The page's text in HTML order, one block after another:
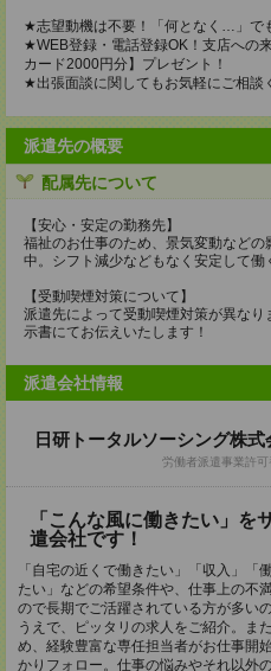
★志望動機は不要！「何となく…」で
★WEB登録・電話登録OK！支店への
カード2000円分】プレゼント！
★出張面談に関してもお気軽にご相談
派遣先の概要
配属先について
【安心・安定の勤務先】
福祉のお仕事のため、景気変動など
中。シフト減少などもなく安定して働
【受動喫煙対策について】
派遣先によって受動喫煙対策が異な
示書にてお伝えいたします！
派遣会社情報
日研トータルソーシング株
労働者派遣事業許
「こんな風に働きたい」を
遣会社です！
「自宅の近くで働きたい」「収入」「
たい」などの希望条件や、仕事上の不
ので長期でご活躍されている方が多い
うえで、ピッタリの求人をご紹介。ま
め、経験豊富な専任担当者がお仕事開
かりフォロー。仕事の悩みやそれ以外